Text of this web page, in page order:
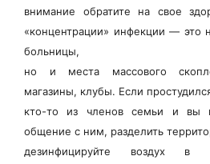
внимание обратите на свое здо
«концентрации» инфекции — это
больницы,
но и места массового
магазины, клубы. Если
кто-то из членов семьи и вы
общение с ним, разделить
дезинфицируйте воздух в